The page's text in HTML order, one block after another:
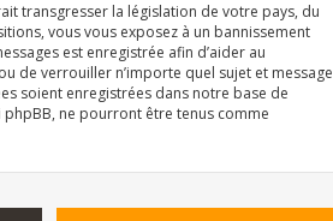
transgresser la législation de votre pays, du
vous vous exposez à un bannissement
est enregistrée afin d’aider au
de verrouiller n’importe quel sujet et message
soient enregistrées dans notre base de
phpBB, ne pourront être tenus comme